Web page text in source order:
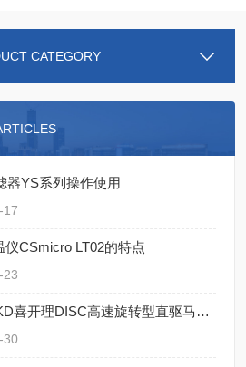
CATEGORY
器YS系列操作使用
17
CSmicro LT02的特点
23
CKD喜开理日本CKD喜开理DISC高速旋转型直驱马达HS系列的使用
30